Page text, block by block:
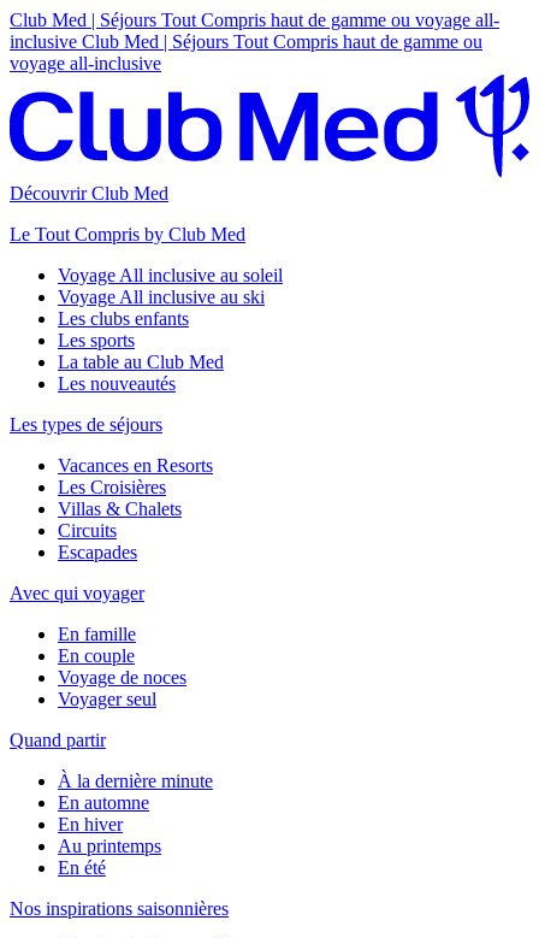
Club Med | Séjours Tout Compris haut de gamme ou voyage all-
inclusive Club Med | Séjours Tout Compris haut de gamme ou
voyage all-inclusive
Découvrir Club Med
Le Tout Compris by Club Med
Voyage All inclusive au soleil
Voyage All inclusive au ski
Les clubs enfants
Les sports
La table au Club Med
Les nouveautés
Les types de séjours
Vacances en Resorts
Les Croisières
Villas & Chalets
Circuits
Escapades
Avec qui voyager
En famille
En couple
Voyage de noces
Voyager seul
Quand partir
À la dernière minute
En automne
En hiver
Au printemps
En été
Nos inspirations saisonnières